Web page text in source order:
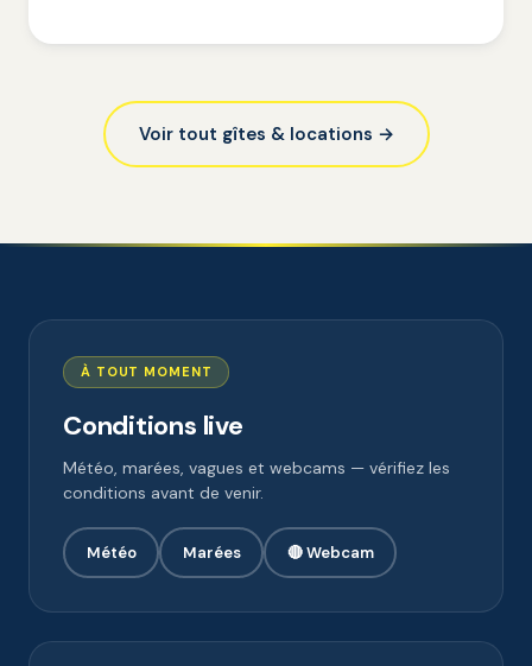
Voir tout gîtes & locations →
À TOUT MOMENT
Conditions live
Météo, marées, vagues et webcams — vérifiez les
conditions avant de venir.
Météo Marées 🔴 Webcam